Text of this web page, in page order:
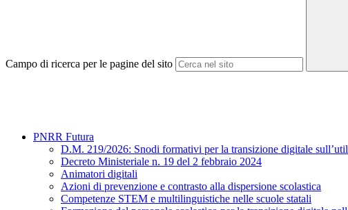
Campo di ricerca per le pagine del sito
PNRR Futura
D.M. 219/2026: Snodi formativi per la transizione digitale
Decreto Ministeriale n. 19 del 2 febbraio 2024
Animatori digitali
Azioni di prevenzione e contrasto alla dispersione scolastica
Competenze STEM e multilinguistiche nelle scuole statali